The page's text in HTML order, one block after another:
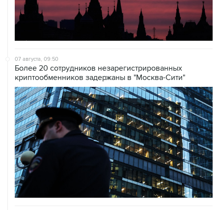
07 августа, 09:50
Более 20 сотрудников незарегистрированных
криптообменников задержаны в "Москва-Сити"